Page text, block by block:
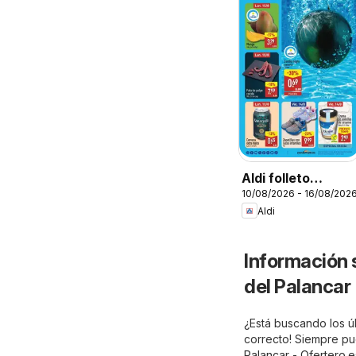
Aldi folleto
Canarias
10/08/2026 - 16/08/
Aldi
Información
del Palancar
¿Está buscando los
correcto! Siempre